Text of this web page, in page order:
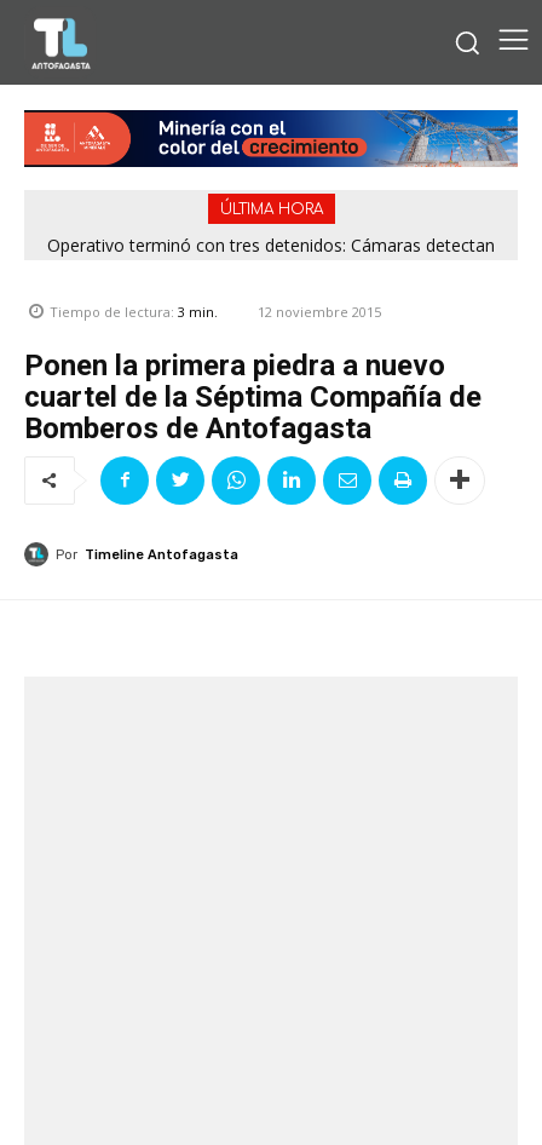
ÚLTIMA HORA
Operativo terminó con tres detenidos: Cámaras detectan
Tiempo de lectura: 3 min. 12 noviembre 2015
Ponen la primera piedra a nuevo
cuartel de la Séptima Compañía de
Bomberos de Antofagasta
Por Timeline Antofagasta